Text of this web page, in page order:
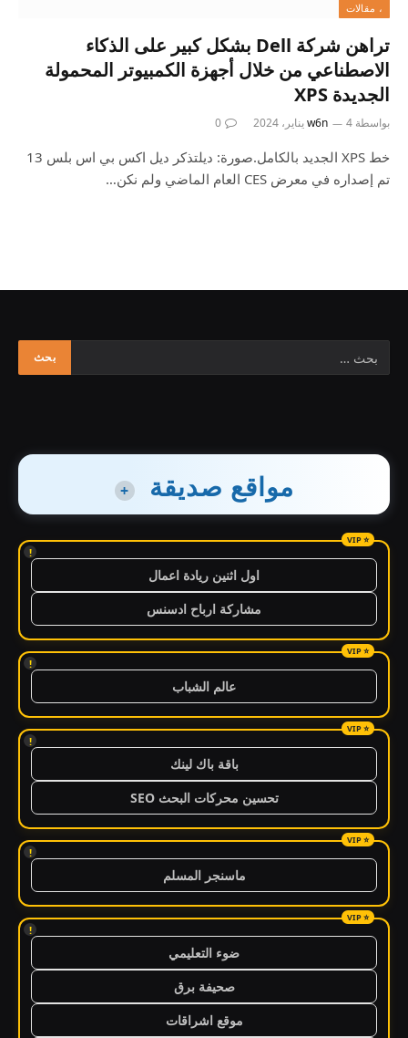
، مقالات
تراهن شركة Dell بشكل كبير على الذكاء
الاصطناعي من خلال أجهزة الكمبيوتر المحمولة
الجديدة XPS
بواسطة w6n 4 يناير، 2024 0
خط XPS الجديد بالكامل.صورة: ديلتذكر ديل اكس بي اس بلس 13
تم إصداره في معرض CES العام الماضي ولم نكن…
مواقع صديقة +
!
اول اثنين ريادة اعمال
مشاركة ارباح ادسنس
!
عالم الشباب
!
باقة باك لينك
تحسين محركات البحث SEO
!
ماسنجر المسلم
!
ضوء التعليمي
صحيفة برق
موقع اشراقات